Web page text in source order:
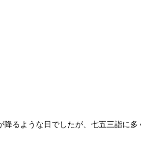
るような日でしたが、七五三詣に多